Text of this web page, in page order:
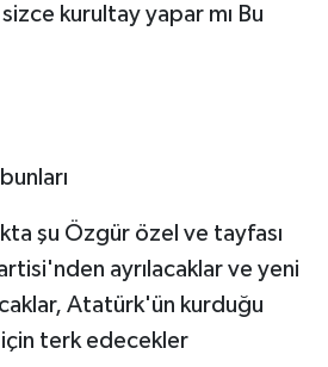
sizce kurultay yapar mı Bu
şu Özgür özel ve tayfası
ayrılacaklar ve yeni
Atatürk'ün kurduğu
terk edecekler